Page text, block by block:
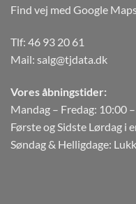
Find vej med Google
Tlf: 46 93 20 61
Mail: salg@tjdata.dk
Vores åbningstider:
Mandag – Fredag: 10:00
Første og Sidste Lørdag i
Søndag & Helligdage: